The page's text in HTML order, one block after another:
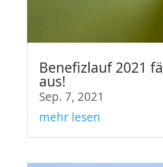
Benefizlauf 2021
aus!
Sep. 7, 2021
mehr lesen